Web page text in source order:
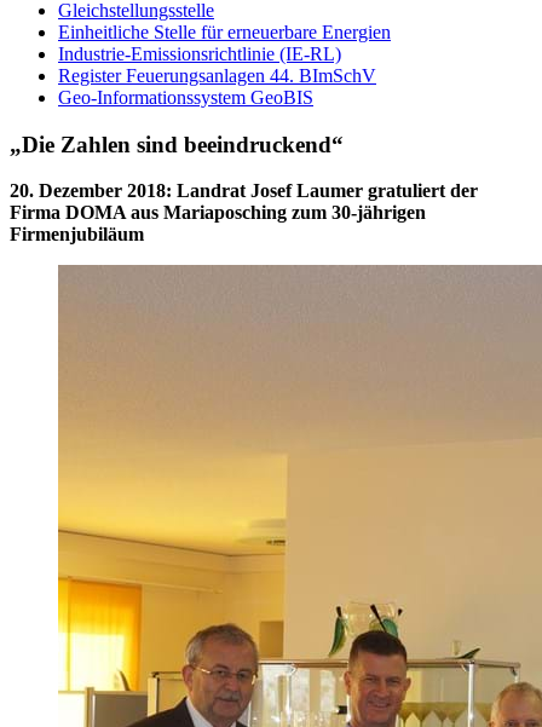
Gleichstellungsstelle
Einheitliche Stelle für erneuerbare Energien
Industrie-Emissionsrichtlinie (IE-RL)
Register Feuerungsanlagen 44. BImSchV
Geo-Informationssystem GeoBIS
„Die Zahlen sind beeindruckend“
20. Dezember 2018: Landrat Josef Laumer gratuliert der
Firma DOMA aus Mariaposching zum 30-jährigen
Firmenjubiläum